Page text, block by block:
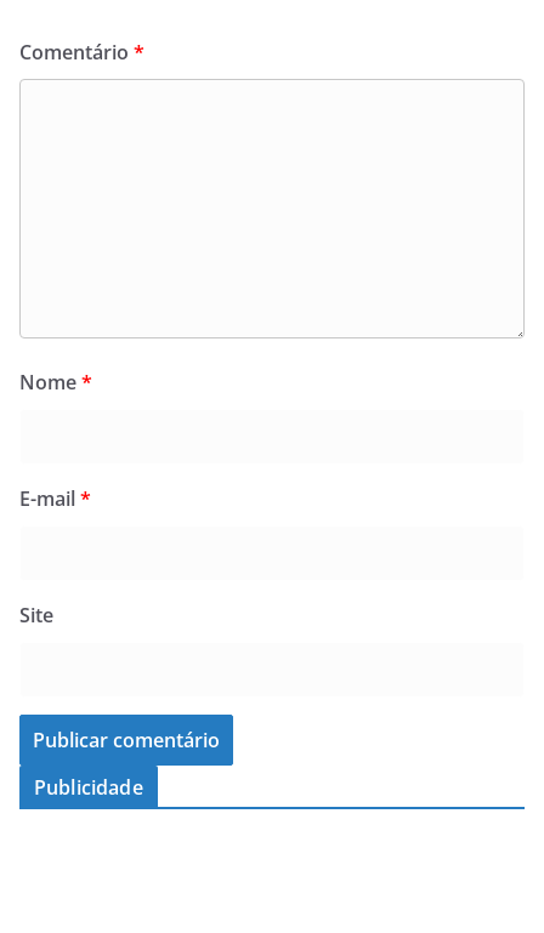
Comentário *
Nome*
E-mail*
Site
Publicidade